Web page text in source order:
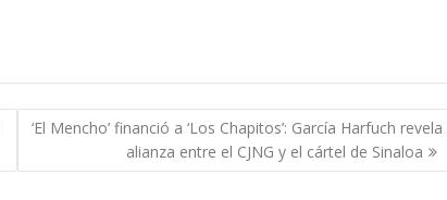
‘El Mencho’ financió a ‘Los Chapitos’: García Harfuch revela
alianza entre el CJNG y el cártel de Sinaloa